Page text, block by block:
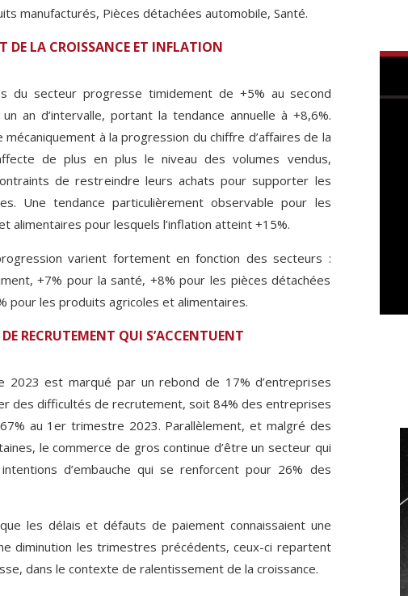
manufacturés, Pièces détachées automobile, Santé.
DE LA CROISSANCE ET INFLATION
du secteur progresse timidement de +5% au second
an d’intervalle, portant la tendance annuelle à +8,6%.
mécaniquement à la progression du chiffre d’affaires de la
de plus en plus le niveau des volumes vendus,
de restreindre leurs achats pour supporter les
Une tendance particulièrement observable pour les
alimentaires pour lesquels l’inflation atteint +15%.
varient fortement en fonction des secteurs :
+7% pour la santé, +8% pour les pièces détachées
pour les produits agricoles et alimentaires.
RECRUTEMENT QUI S’ACCENTUENT
2023 est marqué par un rebond de 17% d’entreprises
des difficultés de recrutement, soit 84% des entreprises
au 1er trimestre 2023. Parallèlement, et malgré des
le commerce de gros continue d’être un secteur qui
d’embauche qui se renforcent pour 26% des
les délais et défauts de paiement connaissaient une
diminution les trimestres précédents, ceux-ci repartent
dans le contexte de ralentissement de la croissance.